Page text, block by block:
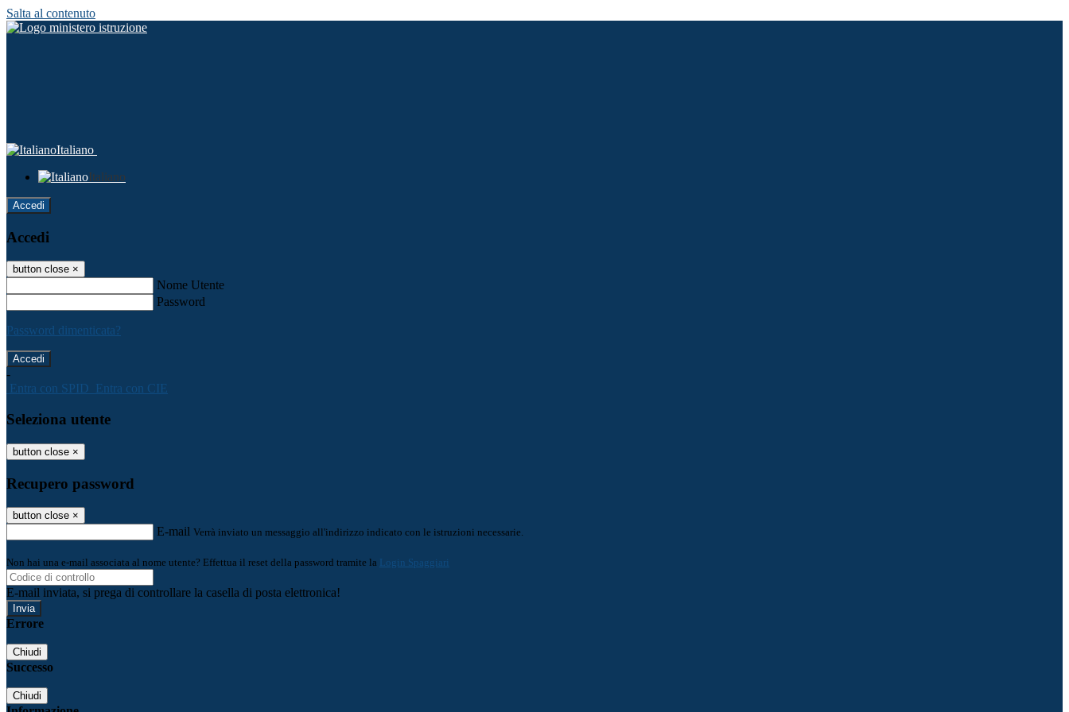
Salta al contenuto
Italiano
Italiano
Accedi
Accedi
button close ×
Nome Utente
Password
Password dimenticata?
-
Entra con SPID Entra con CIE
Seleziona utente
button close ×
Recupero password
button close ×
E-mail Verrà inviato un messaggio all'indirizzo indicato con le istruzioni necessarie.
Non hai una e-mail associata al nome utente? Effettua il reset della password tramite la Login Spaggiari
E-mail inviata, si prega di controllare la casella di posta elettronica!
Errore
Chiudi
Successo
Chiudi